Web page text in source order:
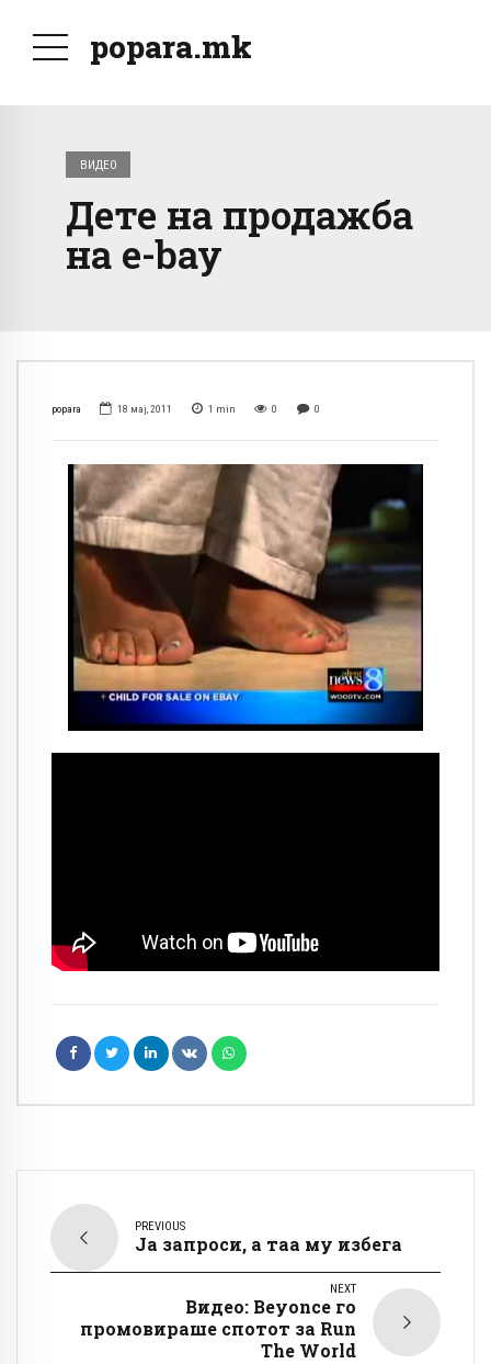
popara.mk
ВИДЕО
Дете на продажба
на e-bay
popara 18 мај, 2011 1 min 0 0
PREVIOUS
Ја запроси, а таа му избега
NEXT
Видео: Beyonce го
промовираше спотот за Run
The World